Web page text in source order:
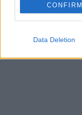
CONFIRM
Data Deletion